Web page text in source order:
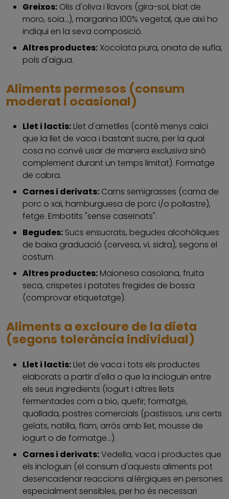
Greixos: Olis d'oliva i llavors (gira-sol, blat de
moro, soia...), margarina 100% vegetal, que així ho
indiqui en la seva composició.
Altres productes: Xocolata pura, orxata de xufla,
pols d'aigua.
Aliments permesos (consum
moderat i ocasional)
Llet i lactis: Llet d'ametlles (conté menys calci
que la llet de vaca i bastant sucre, per la qual
cosa no convé usar de manera exclusiva sinó
complement durant un temps limitat). Formatge
de cabra.
Carnes i derivats: Carns semigrasses (cama de
porc o xai, hamburguesa de porc i/o pollastre),
fetge. Embotits "sense caseïnats".
Begudes: Sucs ensucrats, begudes alcohòliques
de baixa graduació (cervesa, vi, sidra), segons el
costum.
Altres productes: Maionesa casolana, fruita
seca, crispetes i patates fregides de bossa
(comprovar etiquetatge).
Aliments a excloure de la dieta
(segons tolerància individual)
Llet i lactis: Llet de vaca i tots els productes
elaborats a partir d'ella o que la incloguin entre
els seus ingredients (iogurt i altres llets
fermentades com a bio, quefir; formatge,
quallada, postres comercials (pastissos, uns certs
gelats, natilla, flam, arròs amb llet, mousse de
iogurt o de formatge...).
Carnes i derivats:Vedella, vaca i productes que
els incloguin (el consum d'aquests aliments pot
desencadenar reaccions al·lèrgiques en persones
especialment sensibles, per ho és necessari